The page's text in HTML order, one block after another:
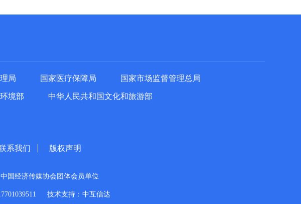
局 国家医疗保障局 国家市场监督管理总局
境部 中华人民共和国文化和旅游部
系我们 版权声明
中国经济传媒协会团体会员单位
技术支持：中互信达